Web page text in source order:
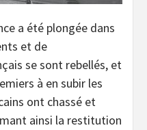
a été plongée dans
et de
se sont rebellés, et
à en subir les
ont chassé et
ainsi la restitution